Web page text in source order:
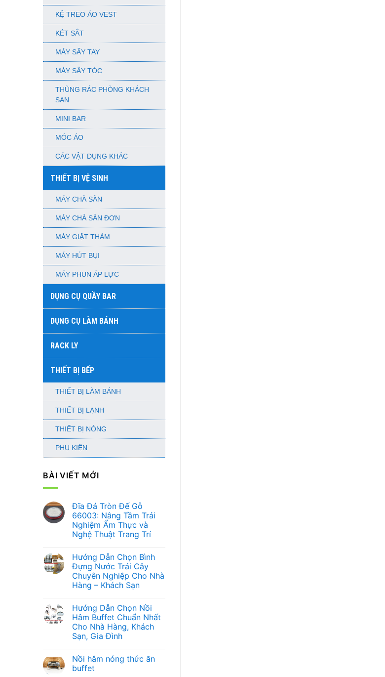
KỆ TREO ÁO VEST
KÉT SẮT
MÁY SẤY TAY
MÁY SẤY TÓC
THÙNG RÁC PHÒNG KHÁCH
SẠN
MINI BAR
MÓC ÁO
CÁC VẬT DỤNG KHÁC
THIẾT BỊ VỆ SINH
MÁY CHÀ SÀN
MÁY CHÀ SÀN ĐƠN
MÁY GIẶT THẢM
MÁY HÚT BỤI
MÁY PHUN ÁP LỰC
DỤNG CỤ QUẦY BAR
DỤNG CỤ LÀM BÁNH
RACK LY
THIẾT BỊ BẾP
THIẾT BỊ LÀM BÁNH
THIẾT BỊ LẠNH
THIẾT BỊ NÓNG
PHỤ KIỆN
BÀI VIẾT MỚI
Đĩa Đá Tròn Đế Gỗ
66003: Nâng Tầm Trải
Nghiệm Ẩm Thực và
Nghệ Thuật Trang Trí
bình
luận
ở
Đĩa
Đá
Tròn
66003:
Nâng
Tầm
Trải
Nghiệm
Ẩm
Nghệ
Thuật
Trang
Hướng Dẫn Chọn Bình
Đựng Nước Trái Cây
Chuyên Nghiệp Cho Nhà
Hàng – Khách Sạn
bình
luận
ở
Hướng
Dẫn
Chọn
Nước
Trái
Cây
Hướng Dẫn Chọn Nồi
Hâm Buffet Chuẩn Nhất
Cho Nhà Hàng, Khách
Sạn, Gia Đình
bình
luận
ở
Nồi hâm nóng thức ăn
buffet